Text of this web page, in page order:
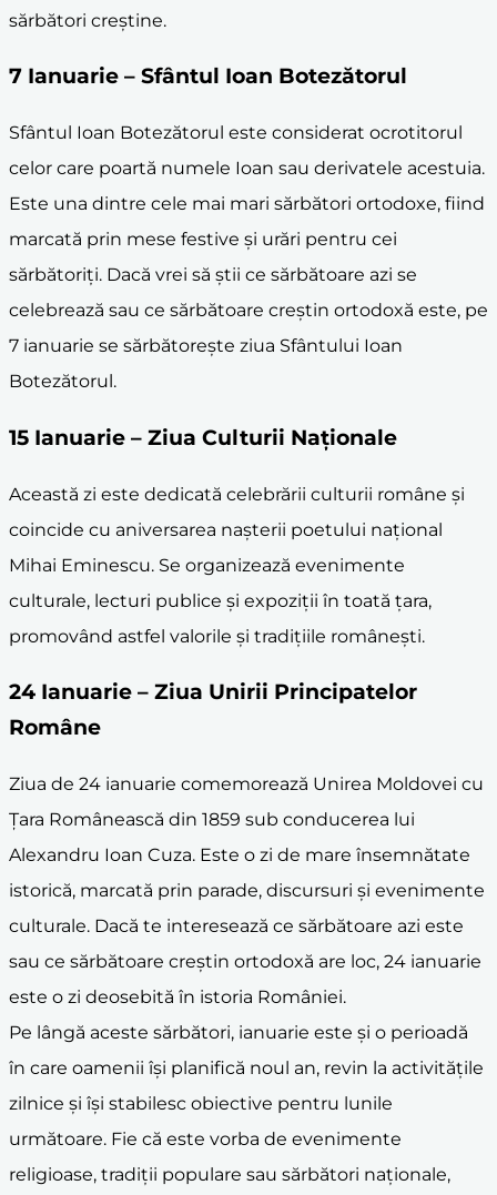
sărbători creștine.
7 Ianuarie – Sfântul Ioan Botezătorul
Sfântul Ioan Botezătorul este considerat ocrotitorul
celor care poartă numele Ioan sau derivatele acestuia.
Este una dintre cele mai mari sărbători ortodoxe, fiind
marcată prin mese festive și urări pentru cei
sărbătoriți. Dacă vrei să știi ce sărbătoare azi se
celebrează sau ce sărbătoare creștin ortodoxă este, pe
7 ianuarie se sărbătorește ziua Sfântului Ioan
Botezătorul.
15 Ianuarie – Ziua Culturii Naționale
Această zi este dedicată celebrării culturii române și
coincide cu aniversarea nașterii poetului național
Mihai Eminescu. Se organizează evenimente
culturale, lecturi publice și expoziții în toată țara,
promovând astfel valorile și tradițiile românești.
24 Ianuarie – Ziua Unirii Principatelor
Române
Ziua de 24 ianuarie comemorează Unirea Moldovei cu
Țara Românească din 1859 sub conducerea lui
Alexandru Ioan Cuza. Este o zi de mare însemnătate
istorică, marcată prin parade, discursuri și evenimente
culturale. Dacă te interesează ce sărbătoare azi este
sau ce sărbătoare creștin ortodoxă are loc, 24 ianuarie
este o zi deosebită în istoria României.
Pe lângă aceste sărbători, ianuarie este și o perioadă
în care oamenii își planifică noul an, revin la activitățile
zilnice și își stabilesc obiective pentru lunile
următoare. Fie că este vorba de evenimente
religioase, tradiții populare sau sărbători naționale,